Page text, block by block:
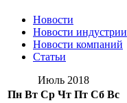
Новости
Новости индустрии
Новости компаний
Статьи
Июль 2018
Пн Вт Ср Чт Пт Сб Вс